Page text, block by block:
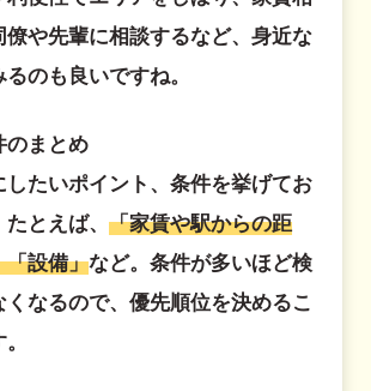
僚や先輩に相談するなど、身近な
のも良いですね。
のまとめ
したいポイント、条件を挙げてお
とえば、 「家賃や駅からの距
「設備」など。条件が多いほど検
なるので、優先順位を決めるこ